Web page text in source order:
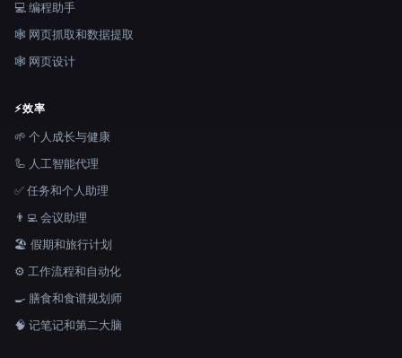
💻 编程助手
🕸️ 网页抓取和数据提取
🕸 网页设计
⚡效率
🌱 个人成长与健康
🦾 人工智能代理
✅ 任务和个人助理
👨‍💻 会议助理
🏖 假期和旅行计划
⚙️ 工作流程和自动化
🍳 膳食和食谱规划师
🧠 记笔记和第二大脑